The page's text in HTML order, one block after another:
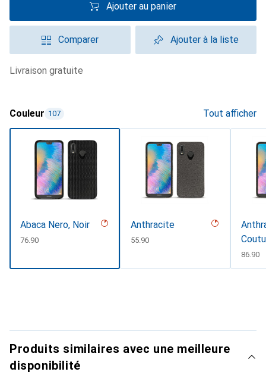
Ajouter au panier
Comparer Ajouter à la liste
livraison gratuite
Couleur 107 Tout afficher
Abaca Nero, Noir
CHF
76.90
Anthracite
CHF
55.90
CHF
86.90
Produits similaires avec une meilleure
disponibilité